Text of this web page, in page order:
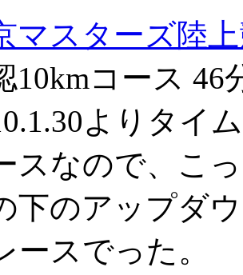
マスターズ陸
10kmコース 46
よりタイ
スなので、こ
下のアップダ
ースでった。